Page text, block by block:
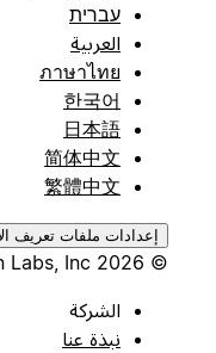
עברית
العربية
ภาษาไทย
한국어
日本語
简体中文
繁體中文
إعدادات ملفات تعريف الارتباط
الشركة
نبذة عنا